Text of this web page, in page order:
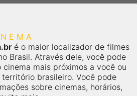
é o maior localizador de filmes
Brasil. Através dele, você pode
mais próximos a você ou
brasileiro. Você pode
sobre cinemas, horários,